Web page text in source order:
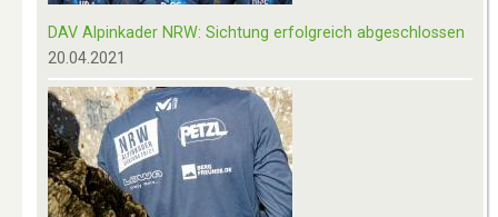
DAV Alpinkader NRW: Sichtung erfolgreich abgeschlossen
20.04.2021